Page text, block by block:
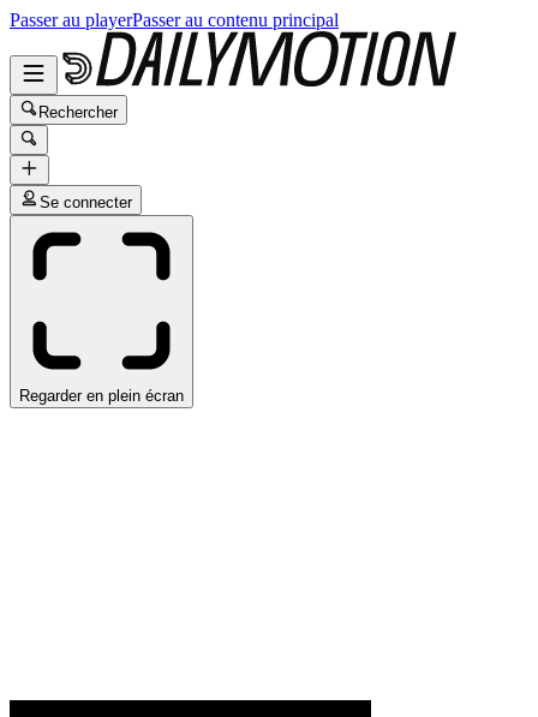
Passer au playerPasser au contenu principal
Rechercher
Se connecter
Regarder en plein écran